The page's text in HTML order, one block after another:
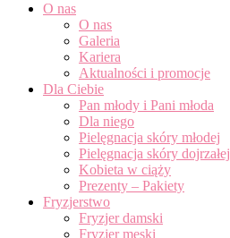
O nas
O nas
Galeria
Kariera
Aktualności i promocje
Dla Ciebie
Pan młody i Pani młoda
Dla niego
Pielęgnacja skóry młodej
Pielęgnacja skóry dojrzałej
Kobieta w ciąży
Prezenty – Pakiety
Fryzjerstwo
Fryzjer damski
Fryzjer męski